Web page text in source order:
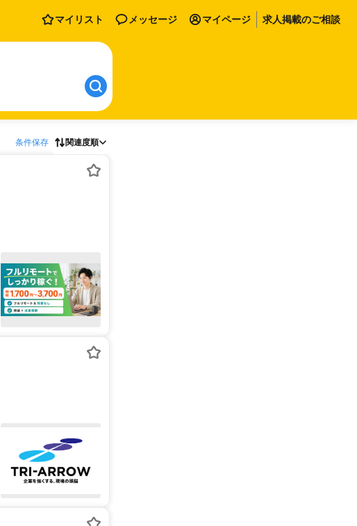
マイリスト メッセージ マイページ 求人掲載のご相談
条件保存 関連度順